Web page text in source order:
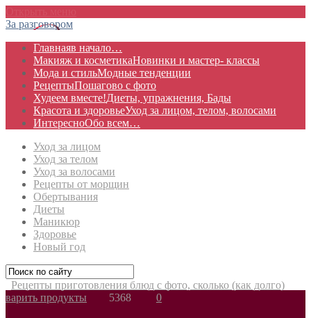
За разговором
Главнаяв начало…
Макияж и косметикаНовинки и мастер- классы
Мода и стильМодные тенденции
РецептыПошагово с фото
Худеем вместе!Диеты, упражнения, Бады
Красота и здоровьеУход за лицом, телом, волосами
ИнтересноОбо всем…
Уход за лицом
Уход за телом
Уход за волосами
Рецепты от морщин
Обертывания
Диеты
Маникюр
Здоровье
Новый год
Рецепты приготовления блюд с фото, сколько (как долго)
варить продукты
5368 0